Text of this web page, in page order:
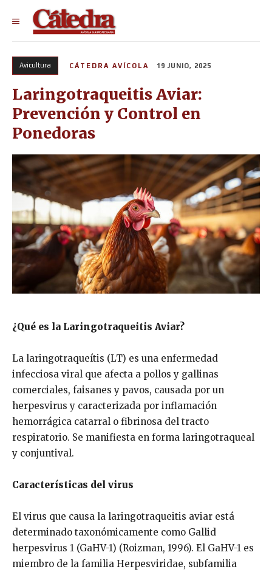
Avicultura CÁTEDRA AVÍCOLA 19 JUNIO, 2025
Laringotraqueitis Aviar:
Prevención y Control en
Ponedoras
¿Qué es la Laringotraqueitis Aviar?
La laringotraqueítis (LT) es una enfermedad
infecciosa viral que afecta a pollos y gallinas
comerciales, faisanes y pavos, causada por un
herpesvirus y caracterizada por inflamación
hemorrágica catarral o fibrinosa del tracto
respiratorio. Se manifiesta en forma laringotraqueal
y conjuntival.
Características del virus
El virus que causa la laringotraqueitis aviar está
determinado taxonómicamente como Gallid
herpesvirus 1 (GaHV-1) (Roizman, 1996). El GaHV-1 es
miembro de la familia Herpesviridae, subfamilia